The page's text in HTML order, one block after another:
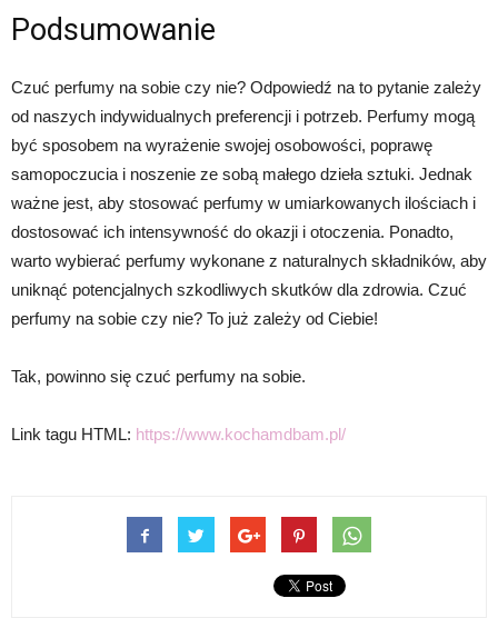
Podsumowanie
Czuć perfumy na sobie czy nie? Odpowiedź na to pytanie zależy
od naszych indywidualnych preferencji i potrzeb. Perfumy mogą
być sposobem na wyrażenie swojej osobowości, poprawę
samopoczucia i noszenie ze sobą małego dzieła sztuki. Jednak
ważne jest, aby stosować perfumy w umiarkowanych ilościach i
dostosować ich intensywność do okazji i otoczenia. Ponadto,
warto wybierać perfumy wykonane z naturalnych składników, aby
uniknąć potencjalnych szkodliwych skutków dla zdrowia. Czuć
perfumy na sobie czy nie? To już zależy od Ciebie!
Tak, powinno się czuć perfumy na sobie.
Link tagu HTML: https://www.kochamdbam.pl/